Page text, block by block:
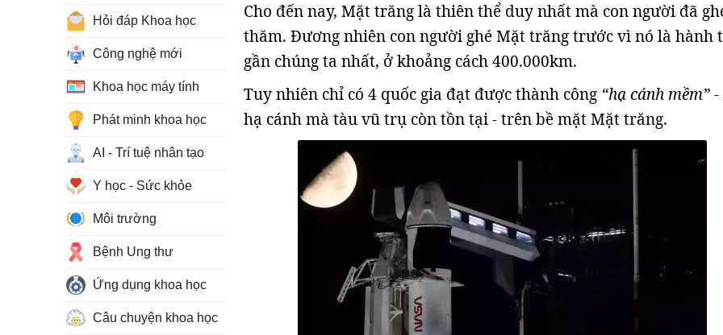
Cho đến nay, Mặt trăng là thiên thể duy nhất mà con người đã
thăm. Đương nhiên con người ghé Mặt trăng trước vì nó là hành
gần chúng ta nhất, ở khoảng cách 400.000km.
Tuy nhiên chỉ có 4 quốc gia đạt được thành công “hạ cánh mềm”-
hạ cánh mà tàu vũ trụ còn tồn tại - trên bề mặt Mặt trăng.
Hỏi đáp Khoa học
Công nghệ mới
Khoa học máy tính
Phát minh khoa học
AI - Trí tuệ nhân tạo
Y học - Sức khỏe
Môi trường
Bệnh Ung thư
Ứng dụng khoa học
Câu chuyện khoa học